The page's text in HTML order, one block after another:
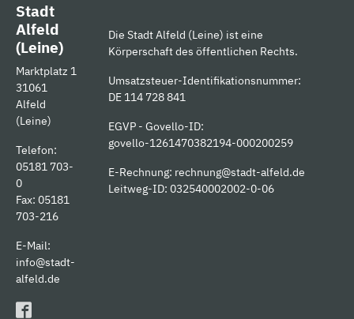
Stadt
Alfeld
(Leine)
Marktplatz 1
31061
Alfeld
(Leine)
Telefon:
05181 703-
0
Fax: 05181
703-216
E-Mail:
info@stadt-
alfeld.de
Die Stadt Alfeld (Leine) ist eine
Körperschaft des öffentlichen Rechts.
Umsatzsteuer-Identifikationsnummer:
DE 114 728 841
EGVP - Govello-ID:
govello-1261470382194-000200259
E-Rechnung: rechnung@stadt-alfeld.de
Leitweg-ID: 032540002002-0-06